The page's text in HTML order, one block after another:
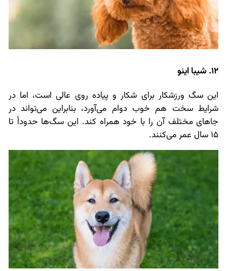
12. شیبا اینو
این سگ ورزشکار برای شکار و پیاده روی عالی است، اما در
شرایط سخت هم خوب دوام می‌آورد، بنابراین می‌تواند در
جاهای مختلف آن را با خود همراه کند. این سگ‌ها حدوداً تا
15 سال عمر می‌کنند.